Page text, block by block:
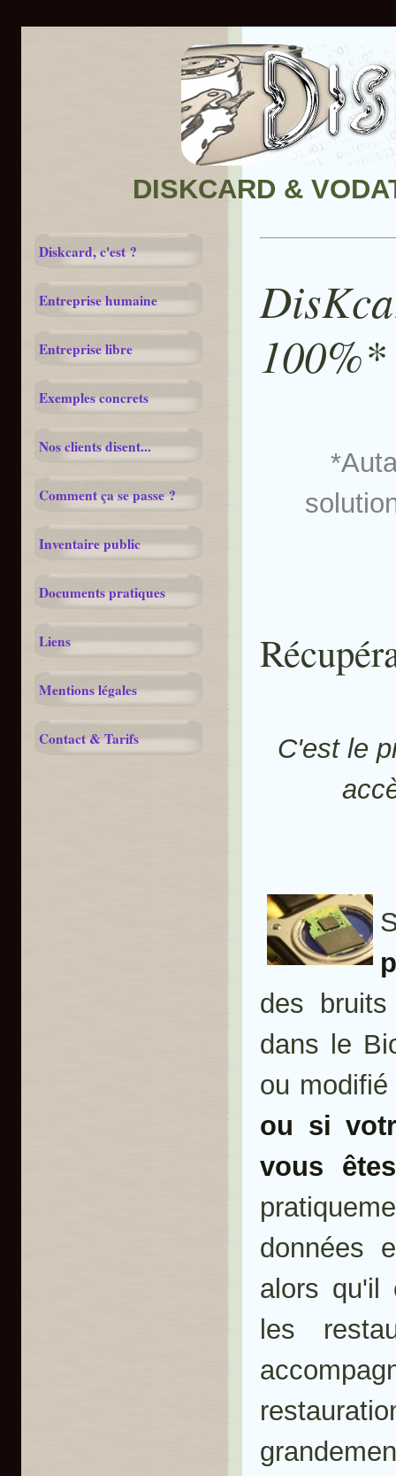
DISKCARD &
Diskcard, c'est ?
Entreprise humaine
Entreprise libre
Exemples concrets
Nos clients disent...
Comment ça se passe ?
Inventaire public
Documents pratiques
Liens
Mentions légales
Contact & Tarifs
C'est le
des
dans le
ou
ou si
vous
données
alors qu'il
les